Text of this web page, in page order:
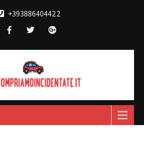
+393886404422
automobili